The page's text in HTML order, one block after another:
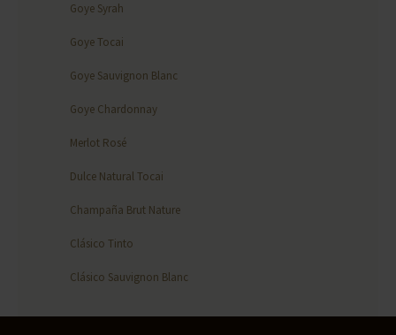
Goye Syrah
Goye Tocai
Goye Sauvignon Blanc
Goye Chardonnay
Merlot Rosé
Dulce Natural Tocai
Champaña Brut Nature
Clásico Tinto
Clásico Sauvignon Blanc